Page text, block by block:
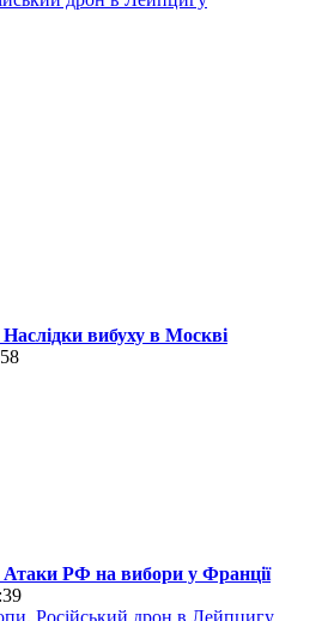
Наслідки вибуху в Москві
Атаки РФ на вибори у Франції